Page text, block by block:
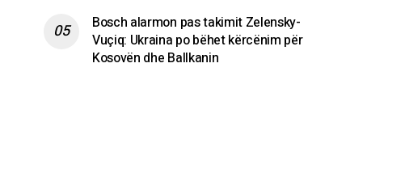
Bosch alarmon pas takimit Zelensky-
Vuçiq: Ukraina po bëhet kërcënim për
Kosovën dhe Ballkanin